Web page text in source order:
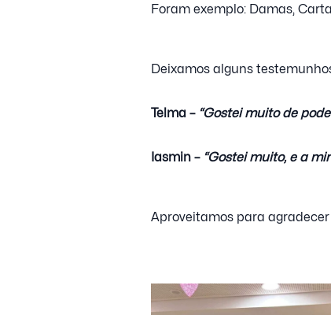
Foram exemplo: Damas,
Deixamos alguns
Telma – “Gostei muito de
Iasmin – “Gostei muito, e a
Aproveitamos para